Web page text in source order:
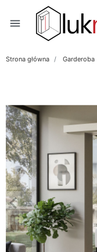
menu
Strona główna Garderoba
Poprzedni
keyboard_arrow_left